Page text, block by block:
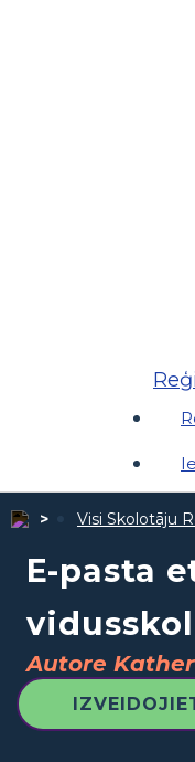
Visi Skolotāju
E-pasta
Autore